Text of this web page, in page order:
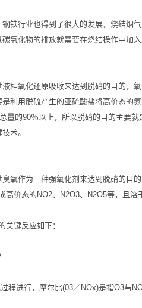
钢铁行业也得到了很大的发展，烧结烟
氧化物的排放就需要在烧结操作中加入
相氧化还原吸收来达到脱硝的目的，
利用脱硫产生的亚硫酸盐将高价态的
量的90％以上，所以脱硝的目的主要
术。
氧作为一种强氧化剂来达到脱硝的目
高价态的NO2、N2O3、N2O5等，且
关键反应如下：
程进行，摩尔比(03／NOx)是指O3与